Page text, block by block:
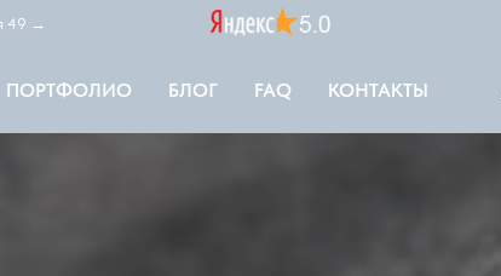
49 →
ПОРТФОЛИО БЛОГ FAQ КОНТАКТЫ